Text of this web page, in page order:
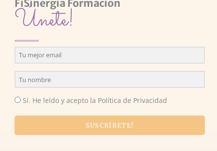
FiSinergia Formación
Únete!
Sí. He leído y acepto la Política de Privacidad
SUSCRÍBETE!